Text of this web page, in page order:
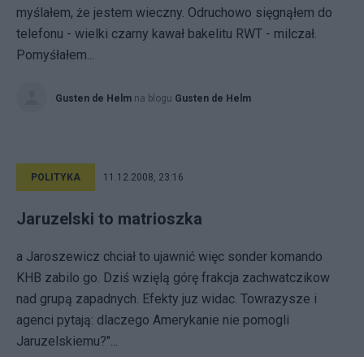
myślałem, że jestem wieczny. Odruchowo sięgnąłem do
telefonu - wielki czarny kawał bakelitu RWT - milczał.
Pomyśłałem...
Gusten de Helm na blogu Gusten de Helm
POLITYKA 11.12.2008, 23:16
Jaruzelski to matrioszka
a Jaroszewicz chciał to ujawnić więc sonder komando
KHB zabilo go. Dziś wzięlą górę frakcja zachwatczikow
nad grupą zapadnych. Efekty juz widac. Towrazysze i
agenci pytają: dlaczego Amerykanie nie pomogli
Jaruzelskiemu?"...